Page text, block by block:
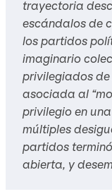
trayectoria
escándalos de
los partidos
imaginario
privilegiados de
asociada al
privilegio en
múltiples
partidos
abierta, y